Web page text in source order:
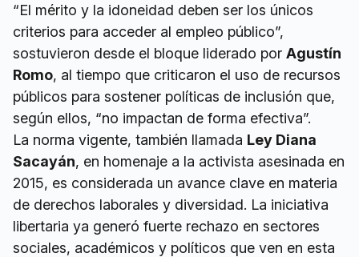
“El mérito y la idoneidad deben ser los únicos
criterios para acceder al empleo público”,
sostuvieron desde el bloque liderado por Agustín
Romo, al tiempo que criticaron el uso de recursos
públicos para sostener políticas de inclusión que,
según ellos, “no impactan de forma efectiva”.
La norma vigente, también llamada Ley Diana
Sacayán, en homenaje a la activista asesinada en
2015, es considerada un avance clave en materia
de derechos laborales y diversidad. La iniciativa
libertaria ya generó fuerte rechazo en sectores
sociales, académicos y políticos que ven en esta